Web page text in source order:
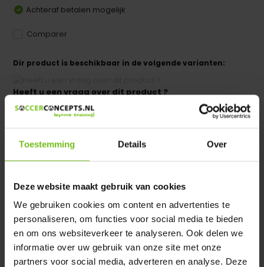
Toestemming Details Over
Deze website maakt gebruik van cookies
We gebruiken cookies om content en advertenties te
personaliseren, om functies voor social media te bieden
en om ons websiteverkeer te analyseren. Ook delen we
informatie over uw gebruik van onze site met onze
partners voor social media, adverteren en analyse. Deze
Achteraf betalen mogelijk
Comparer
Dir product is beschikbaar in de volgende varianten:
Heeft u een vraag over dit product ?
We helpen u graag met meer informatie
Spécifications